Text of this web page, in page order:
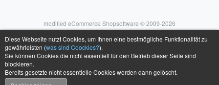
Diese Webseite nutzt Cookies, um Ihnen eine bestmögliche Funktionalität zu
gewährleisten (was sind Coockies?).
Sie können Cookies die nicht essentiell für den Betrieb dieser Seite sind
blockieren.
Bereits gesetzte nicht essentielle Cookies werden dann gelöscht.
modified eCommerce Shopsoftware © 2009-2026